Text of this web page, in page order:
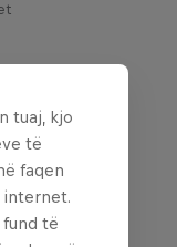
tuaj, kjo
të
faqen
internet.
të